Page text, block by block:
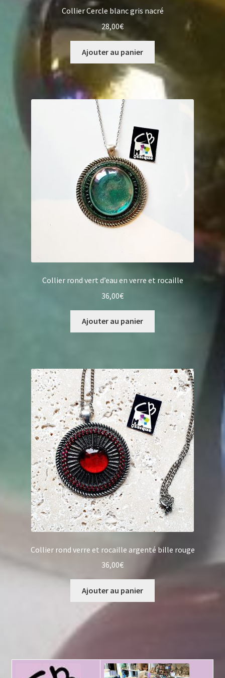
Collier Cercle blanc gris nacré
28,00€
Ajouter au panier
Collier rond vert d’eau en verre et rocaille
36,00€
Ajouter au panier
Collier rond verre et rocaille argenté bille rouge
36,00€
Ajouter au panier